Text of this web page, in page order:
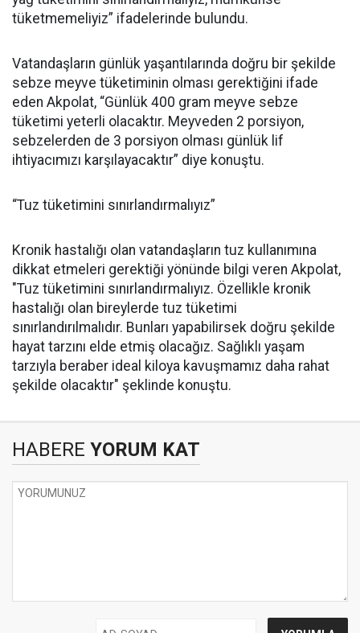
tüketmemeliyiz” ifadelerinde bulundu.
Vatandaşların günlük yaşantılarında doğru bir şekilde
sebze meyve tüketiminin olması gerektiğini ifade
eden Akpolat, “Günlük 400 gram meyve sebze
tüketimi yeterli olacaktır. Meyveden 2 porsiyon,
sebzelerden de 3 porsiyon olması günlük lif
ihtiyacımızı karşılayacaktır” diye konuştu.
“Tuz tüketimini sınırlandırmalıyız”
Kronik hastalığı olan vatandaşların tuz kullanımına
dikkat etmeleri gerektiği yönünde bilgi veren Akpolat,
"Tuz tüketimini sınırlandırmalıyız. Özellikle kronik
hastalığı olan bireylerde tuz tüketimi
sınırlandırılmalıdır. Bunları yapabilirsek doğru şekilde
hayat tarzını elde etmiş olacağız. Sağlıklı yaşam
tarzıyla beraber ideal kiloya kavuşmamız daha rahat
şekilde olacaktır" şeklinde konuştu.
HABERE YORUM KAT